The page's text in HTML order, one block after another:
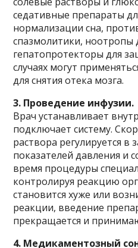
седативные препараты
нормализации сна,
спазмолитики, ноотропы
гепатопротекторы для
случаях могут
для снятия отека мозга.
3. Проведение инфузии.
Врач устанавливает
подключает систему.
раствора регулируется в
показателей давления и
время процедуры
контролируя реакцию
становится хуже или
реакции, введение
прекращается и
4. Медикаментозный